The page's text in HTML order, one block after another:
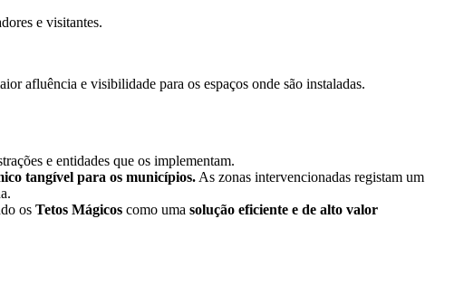
e visitantes.
afluência e visibilidade para os espaços onde são instaladas.
e entidades que os implementam.
tangível para os municípios. As zonas intervencionadas registam um
os Tetos Mágicos como uma solução eficiente e de alto valor